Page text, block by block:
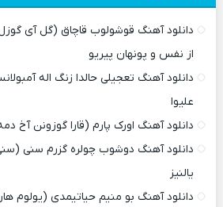
دانلود آهنگ قوشولوب قاچاق (گل آی گوزل
از نفس و پونهان پیریو
دانلود آهنگ تعجیلی حالدا زنگ اله
علیوا
دانلود آهنگ اورک پارم (قارا گوزونن آخ
دانلود آهنگ دوشوب چولره گزرم سنی
یالنیز
دانلود آهنگ بو منیم حیاتیمدی (یولوم